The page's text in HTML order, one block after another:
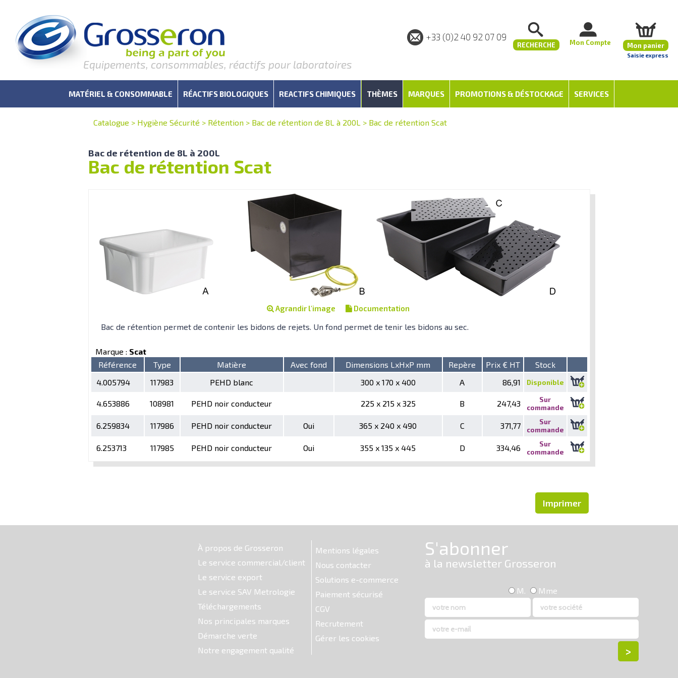
Equipements, consommables, réactifs pour laboratoires
+33 (0)2 40 92 07 09
RECHERCHE Mon Compte Mon panier
Saisie express
MATÉRIEL & CONSOMMABLE RÉACTIFS BIOLOGIQUES REACTIFS CHIMIQUES THÈMES MARQUES PROMOTIONS & DÉSTOCKAGE SERVICES
Catalogue > Hygiène Sécurité > Rétention> Bac de rétention de 8L à 200L > Bac de rétention Scat
Bac de rétention de 8L à 200L
Bac de rétention Scat
Agrandir l'image Documentation
Bac de rétention permet de contenir les bidons de rejets. Un fond permet de tenir les bidons au sec.
Marque : Scat
Référence
Type Matière Avec fond Dimensions LxHxP mm Repère Prix € HT
Stock
4.005794
117983 PEHD blanc 300 x 170 x 400 A 86,91 Disponible
4.653886 108981 PEHD noir conducteur 225 x 215 x 325 B 247,43
Sur
commande
6.259834 117986 PEHD noir conducteur Oui 365 x 240 x 490 C 371,77
Sur
commande
6.253713 117985 PEHD noir conducteur Oui 355 x 135 x 445 D 334,46
Sur
commande
Imprimer
À propos de Grosseron
Le service commercial/client
Le service export
Le service SAV Metrologie
Téléchargements
Nos principales marques
Démarche verte
Notre engagement qualité
Mentions légales
Nous contacter
Solutions e-commerce
Paiement sécurisé
CGV
Recrutement
Gérer les cookies